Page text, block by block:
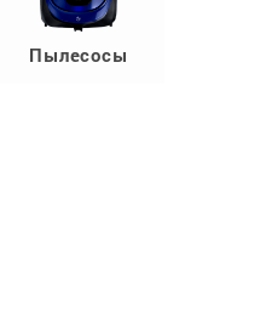
Пылесосы